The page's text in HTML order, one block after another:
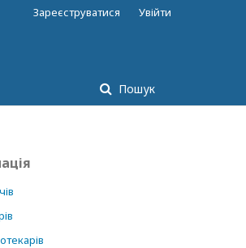
Пошук
Зареєструватися Увійти